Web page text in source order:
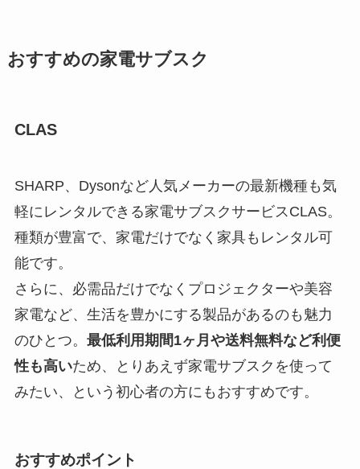
おすすめの家電サブスク
CLAS
SHARP、Dysonなど人気メーカーの最新機種も気
軽にレンタルできる家電サブスクサービスCLAS。
種類が豊富で、家電だけでなく家具もレンタル可
能です。
さらに、必需品だけでなくプロジェクターや美容
家電など、生活を豊かにする製品があるのも魅力
のひとつ。 最低利用期間1ヶ月や送料無料など利便
性も高いため、とりあえず家電サブスクを使って
みたい、という初心者の方にもおすすめです。
おすすめポイント